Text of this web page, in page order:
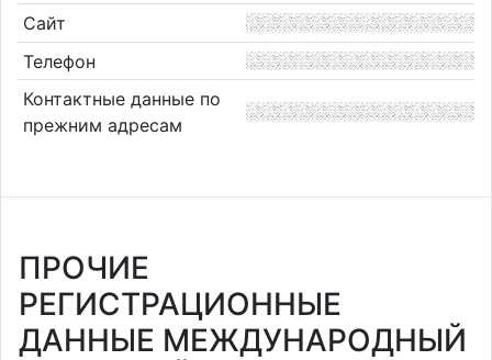
Сайт
Телефон
Контактные данные по
прежним адресам
ПРОЧИЕ
РЕГИСТРАЦИОННЫЕ
ДАННЫЕ МЕЖДУНАРОДНЫЙ